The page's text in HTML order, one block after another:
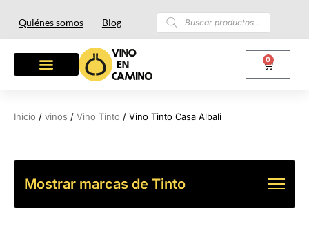
Quiénes somos Blog
0
Inicio / vinos / Vino Tinto / Vino Tinto Casa Albali
Mostrar marcas de Tinto